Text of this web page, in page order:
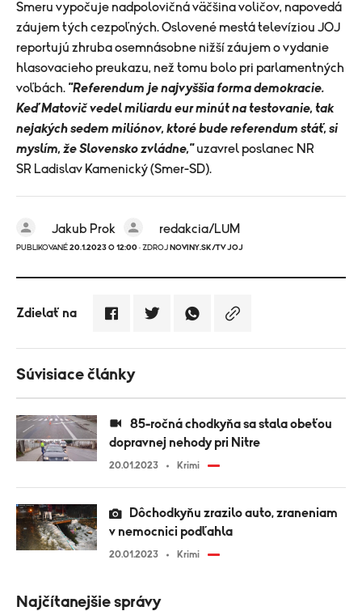
Smeru vypočuje nadpolovičná väčšina voličov, napovedá
záujem tých cezpoľných. Oslovené mestá televíziou JOJ
reportujú zhruba osemnásobne nižší záujem o vydanie
hlasovacieho preukazu, než tomu bolo pri parlamentných
voľbách. "Referendum je najvyššia forma demokracie.
Keď Matovič vedel miliardu eur minút na testovanie, tak
nejakých sedem miliónov, ktoré bude referendum stáť, si
myslím, že Slovensko zvládne,"uzavrel poslanec NR
SR Ladislav Kamenický (Smer-SD).
Jakub Prok redakcia/LUM
PUBLIKOVANÉ 20.1.2023 O 12:00 · ZDROJ NOVINY.SK/TV JOJ
Zdielať na
Súvisiace články
dopravnej nehody pri Nitre
20.01.2023 Krimi
v nemocnici podľahla
20.01.2023 Krimi
Najčítanejšie správy